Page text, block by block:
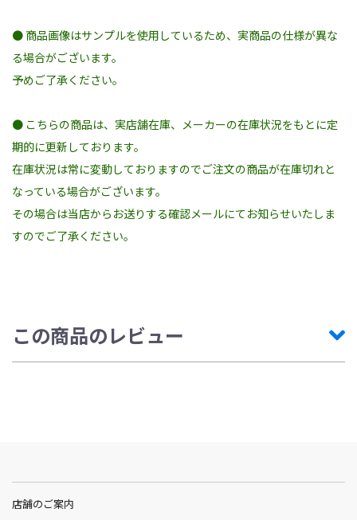
● 商品画像はサンプルを使用しているため、実商品の仕様が異な
る場合がございます。
予めご了承ください。
● こちらの商品は、実店舗在庫、メーカーの在庫状況をもとに定
期的に更新しております。
在庫状況は常に変動しておりますのでご注文の商品が在庫切れと
なっている場合がございます。
その場合は当店からお送りする確認メールにてお知らせいたしま
すのでご了承ください。
この商品のレビュー
店舗のご案内